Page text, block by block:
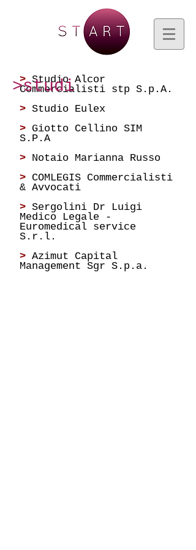
>Studio Alcor
Commercialisti stp S.p.A.
> Studio Eulex
> Giotto Cellino SIM
S.P.A
> Notaio Marianna Russo
> COMLEGIS Commercialisti
& Avvocati
> Sergolini Dr Luigi
Medico Legale -
Euromedical service
S.r.l.
> Azimut Capital
Management Sgr S.p.a.
>studi